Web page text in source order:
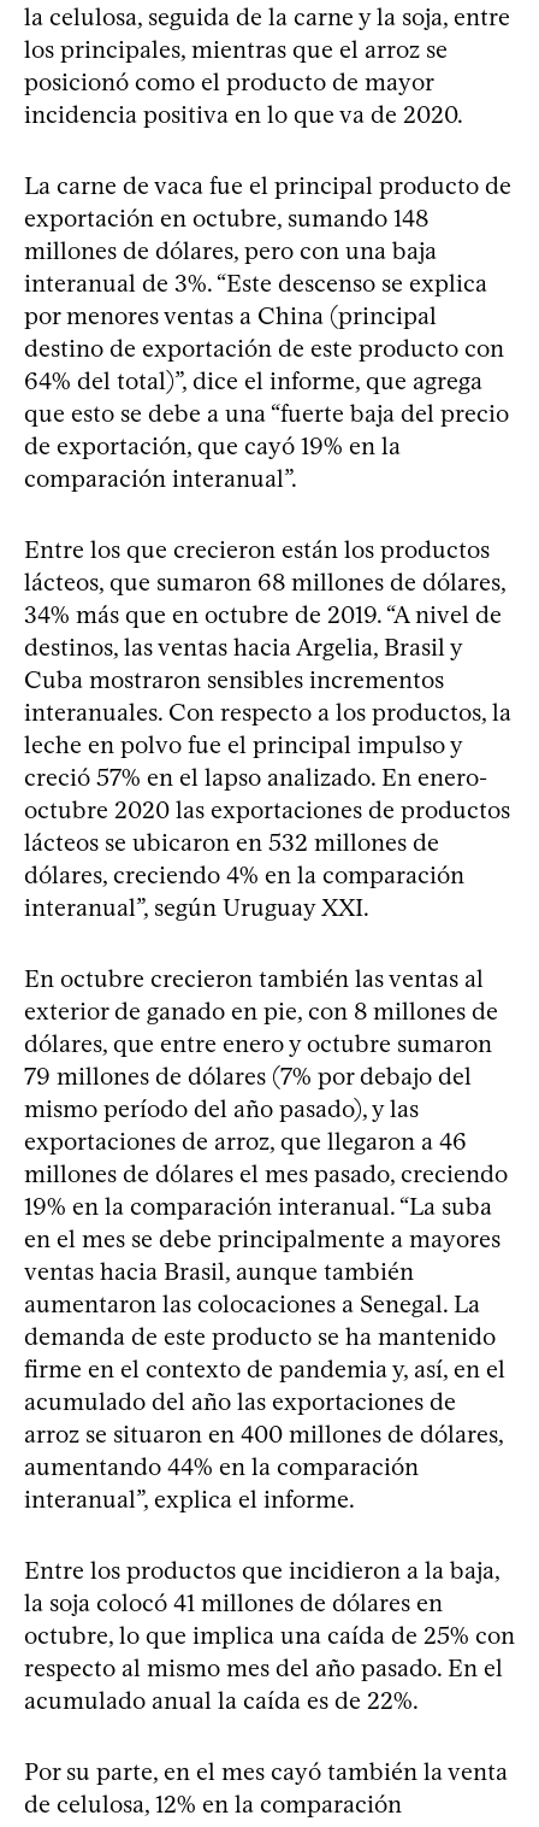
la celulosa, seguida de la carne y la soja, entre
los principales, mientras que el arroz se
posicionó como el producto de mayor
incidencia positiva en lo que va de 2020.
La carne de vaca fue el principal producto de
exportación en octubre, sumando 148
millones de dólares, pero con una baja
interanual de 3%. “Este descenso se explica
por menores ventas a China (principal
destino de exportación de este producto con
64% del total)”, dice el informe, que agrega
que esto se debe a una “fuerte baja del precio
de exportación, que cayó 19% en la
comparación interanual”.
Entre los que crecieron están los productos
lácteos, que sumaron 68 millones de dólares,
34% más que en octubre de 2019. “A nivel de
destinos, las ventas hacia Argelia, Brasil y
Cuba mostraron sensibles incrementos
interanuales. Con respecto a los productos, la
leche en polvo fue el principal impulso y
creció 57% en el lapso analizado. En enero-
octubre 2020 las exportaciones de productos
lácteos se ubicaron en 532 millones de
dólares, creciendo 4% en la comparación
interanual”, según Uruguay XXI.
En octubre crecieron también las ventas al
exterior de ganado en pie, con 8 millones de
dólares, que entre enero y octubre sumaron
79 millones de dólares (7% por debajo del
mismo período del año pasado), y las
exportaciones de arroz, que llegaron a 46
millones de dólares el mes pasado, creciendo
19% en la comparación interanual. “La suba
en el mes se debe principalmente a mayores
ventas hacia Brasil, aunque también
aumentaron las colocaciones a Senegal. La
demanda de este producto se ha mantenido
firme en el contexto de pandemia y, así, en el
acumulado del año las exportaciones de
arroz se situaron en 400 millones de dólares,
aumentando 44% en la comparación
interanual”, explica el informe.
Entre los productos que incidieron a la baja,
la soja colocó 41 millones de dólares en
octubre, lo que implica una caída de 25% con
respecto al mismo mes del año pasado. En el
acumulado anual la caída es de 22%.
Por su parte, en el mes cayó también la venta
de celulosa, 12% en la comparación